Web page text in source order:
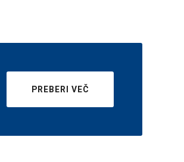
PREBERI VEČ